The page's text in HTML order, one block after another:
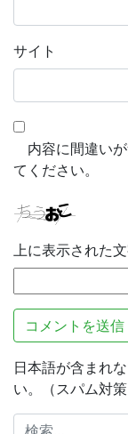
サイト
内容に間違いが
てください。
上に表示された
日本語が含まれ
い。（スパム対策
検